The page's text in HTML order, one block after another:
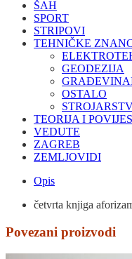
ŠAH
SPORT
STRIPOVI
TEHNIČKE
GEODEZIJA
OSTALO
TEORIJA I
VEDUTE
ZAGREB
ZEMLJOVIDI
Opis
četvrta knjiga
Povezani proizvodi